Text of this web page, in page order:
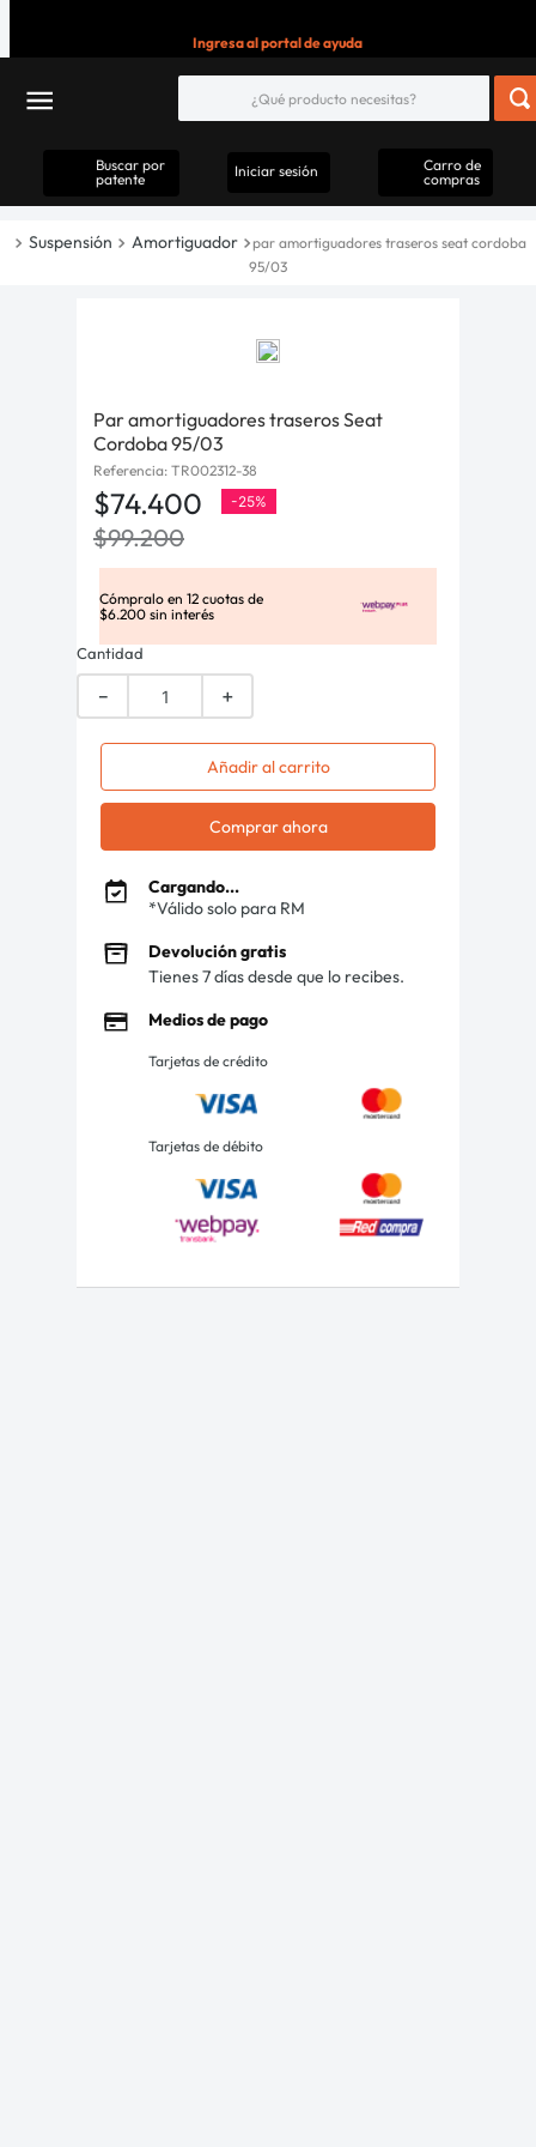
Ingresa al portal de ayuda
Buscar por
patente
Iniciar sesión
Carro de
compras
Suspensión Amortiguador
par amortiguadores traseros seat cordoba
95/03
Par amortiguadores traseros Seat
Cordoba 95/03
Referencia: TR002312-38
$74.400 -25%
$99.200
Cómpralo en 12 cuotas de
$6.200 sin interés
Cantidad
＋
－
Añadir al carrito
Comprar ahora
Cargando...
*Válido solo para RM
Devolución gratis
Tienes 7 días desde que lo recibes.
Medios de pago
Tarjetas de crédito
Tarjetas de débito